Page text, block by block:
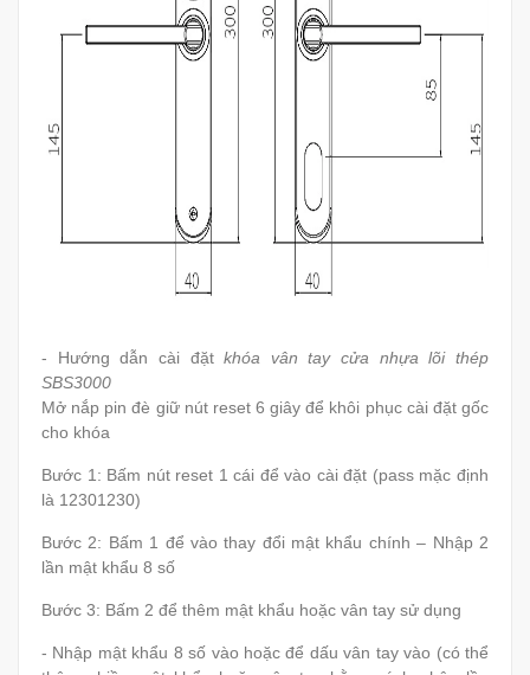
- Hướng dẫn cài đặtkhóa vân tay cửa nhựa lõi thép
SBS3000
Mở nắp pin đè giữ nút reset 6 giây để khôi phục cài đặt gốc
cho khóa
Bước 1: Bấm nút reset 1 cái để vào cài đặt (pass mặc định
là 12301230)
Bước 2: Bấm 1 để vào thay đổi mật khẩu chính – Nhập 2
lần mật khẩu 8 số
Bước 3: Bấm 2 để thêm mật khẩu hoặc vân tay sử dụng
- Nhập mật khẩu 8 số vào hoặc để dấu vân tay vào (có thể